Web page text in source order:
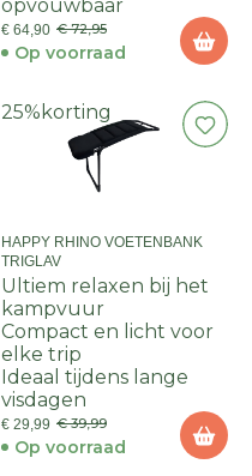
opvouwbaar
€ 64,90 € 72,95
Op voorraad
25% korting
HAPPY RHINO VOETENBANK
TRIGLAV
Ultiem relaxen bij het
kampvuur
Compact en licht voor
elke trip
Ideaal tijdens lange
visdagen
€ 29,99 € 39,99
Op voorraad